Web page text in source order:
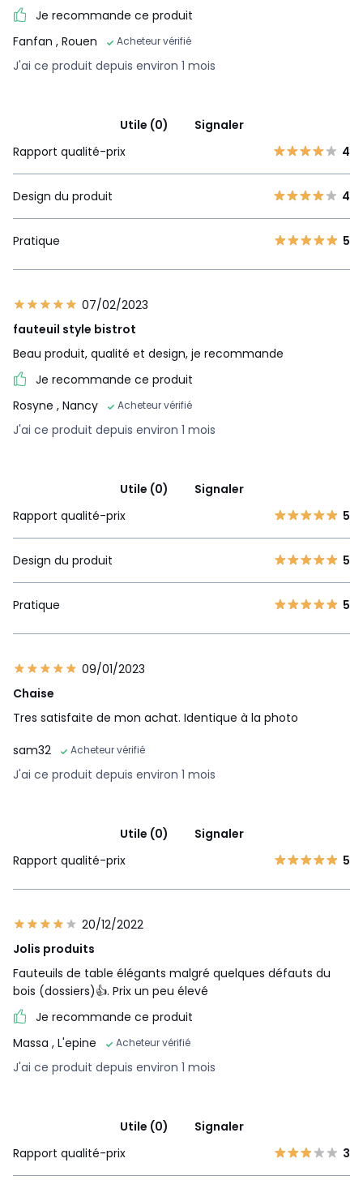
Je recommande ce produit
Fanfan , Rouen Acheteur vérifié
J'ai ce produit depuis environ 1 mois
Utile (0)
Signaler
Rapport qualité-prix
4
Design du produit 4
Pratique 5
07/02/2023
fauteuil style bistrot
Beau produit, qualité et design, je recommande
Je recommande ce produit
Rosyne , Nancy Acheteur vérifié
J'ai ce produit depuis environ 1 mois
Utile (0)
Signaler
Rapport qualité-prix
5
Design du produit 5
Pratique 5
09/01/2023
Chaise
Tres satisfaite de mon achat. Identique à la photo
sam32
Acheteur vérifié
J'ai ce produit depuis environ 1 mois
Utile (0)
Signaler
Rapport qualité-prix
5
20/12/2022
Jolis produits
Fauteuils de table élégants malgré quelques défauts du
bois (dossiers)👍. Prix un peu élevé
Je recommande ce produit
Massa , L'epine Acheteur vérifié
J'ai ce produit depuis environ 1 mois
Utile (0)
Signaler
Rapport qualité-prix
3